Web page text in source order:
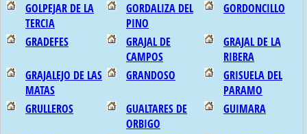
GOLPEJAR DE LA
TERCIA
GORDALIZA DEL
PINO
GORDONCILLO
GRADEFES
GRAJAL DE
CAMPOS
GRAJAL DE LA
RIBERA
GRAJALEJO DE LAS
MATAS
GRANDOSO
GRISUELA DEL
PARAMO
GRULLEROS
GUALTARES DE
ORBIGO
GUIMARA